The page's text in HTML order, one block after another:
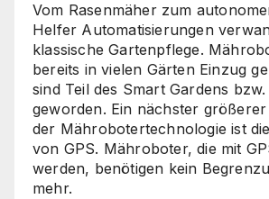
Vom Rasenmäher zum
Helfer Automatisierungen
klassische Gartenpflege.
bereits in vielen Gärten Einzug
sind Teil des Smart Gardens
geworden. Ein nächster
der Mährobotertechnologie ist
von GPS. Mähroboter, die mit
werden, benötigen kein
mehr.